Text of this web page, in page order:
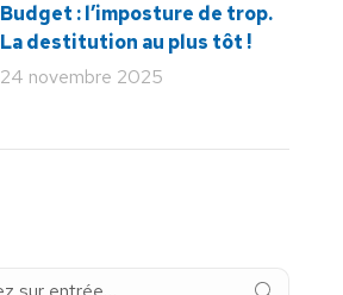
Budget : l’imposture de trop.
La destitution au plus tôt !
24 novembre 2025